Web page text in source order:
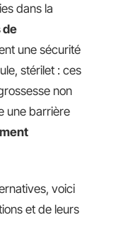
dans la
de
une sécurité
stérilet : ces
non
une barrière
voici
et de leurs